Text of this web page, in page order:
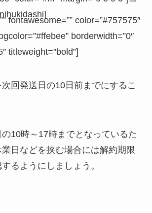
fontawesome=”” color=”#757575″
borderwidth=”0″
titleweight=”bold”]
回発送日の10日前までにするこ
10時～17時までとなっているた
日などを挟む場合には解約期限
るようにしましょう。